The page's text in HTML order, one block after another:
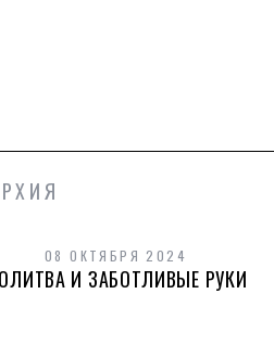
08 ОКТЯБРЯ 2024
И ЗАБОТЛИВЫЕ РУКИ